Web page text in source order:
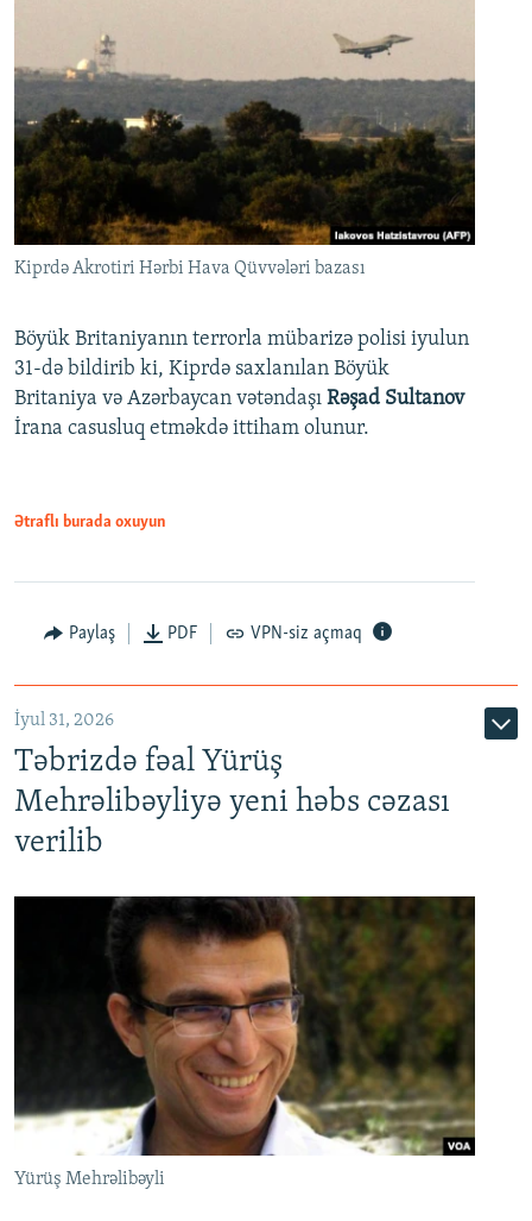
Kiprdə Akrotiri Hərbi Hava Qüvvələri bazası
Böyük Britaniyanın terrorla mübarizə polisi iyulun
31-də bildirib ki, Kiprdə saxlanılan Böyük
Britaniya və Azərbaycan vətəndaşı Rəşad Sultanov
İrana casusluq etməkdə ittiham olunur.
Ətraflı burada oxuyun
Paylaş PDF VPN-siz açmaq
İyul 31, 2026
Təbrizdə fəal Yürüş
Mehrəlibəyliyə yeni həbs cəzası
verilib
Yürüş Mehrəlibəyli